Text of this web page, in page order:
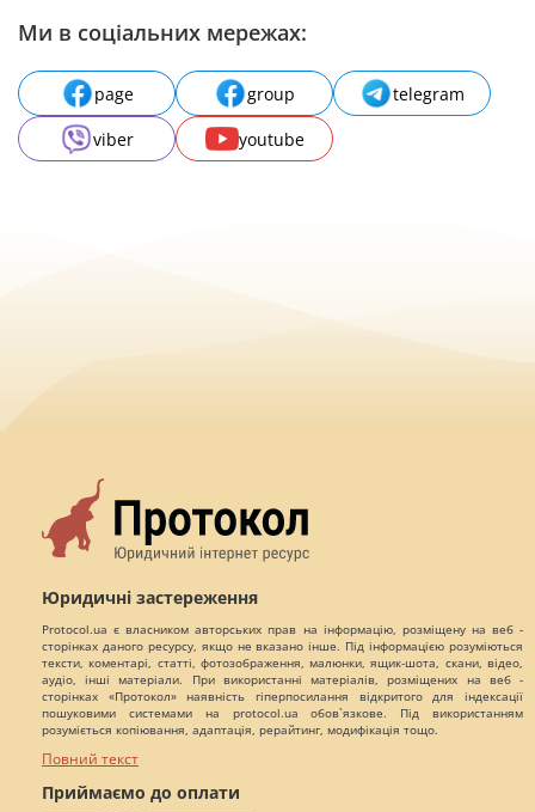
Ми в соціальних мережах:
page group
telegram
viber
youtube
Юридичні застереження
Protocol.ua є власником авторських прав на інформацію, розміщену на веб -
сторінках даного ресурсу, якщо не вказано інше. Під інформацією розуміються
тексти, коментарі, статті, фотозображення, малюнки, ящик-шота, скани, відео,
аудіо, інші матеріали. При використанні матеріалів, розміщених на веб -
сторінках «Протокол» наявність гіперпосилання відкритого для індексації
пошуковими системами на protocol.ua обов`язкове. Під використанням
розуміється копіювання, адаптація, рерайтинг, модифікація тощо.
Повний текст
Приймаємо до оплати